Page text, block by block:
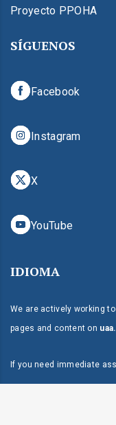
Proyecto PPOHA
SÍGUENOS
Facebook
Instagram
X
YouTube
IDIOMA
We are actively working
pages and content on
If you need immediate